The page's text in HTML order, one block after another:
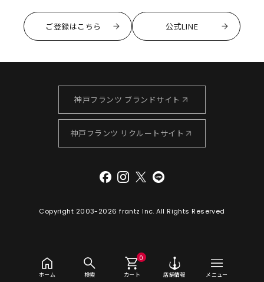
ホーム 検索 カート
0
店舗情報 メニュー
ご登録はこちら 公式LINE
神戸フランツ ブランドサイト
神戸フランツ リクルートサイト
Copyright 2003-2026 frantz Inc. All Rights Reserved